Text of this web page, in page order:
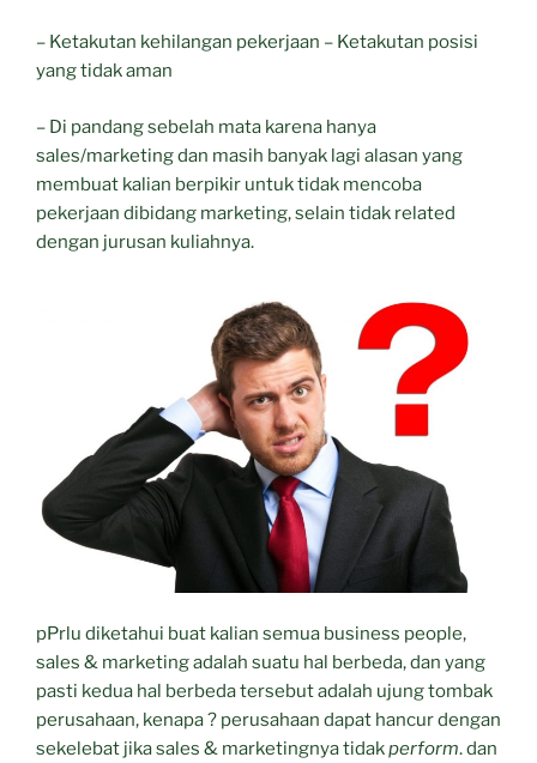
– Ketakutan kehilangan pekerjaan – Ketakutan posisi
yang tidak aman
– Di pandang sebelah mata karena hanya
sales/marketing dan masih banyak lagi alasan yang
membuat kalian berpikir untuk tidak mencoba
pekerjaan dibidang marketing, selain tidak related
dengan jurusan kuliahnya.
pPrlu diketahui buat kalian semua business people,
sales & marketing adalah suatu hal berbeda, dan yang
pasti kedua hal berbeda tersebut adalah ujung tombak
perusahaan, kenapa ? perusahaan dapat hancur dengan
sekelebat jika sales & marketingnya tidakperform. dan